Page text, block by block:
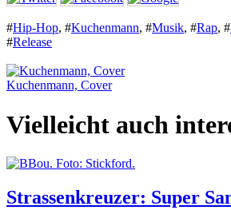
#Hip-Hop, #Kuchenmann, #Musik, #Rap, #
#Release
Kuchenmann, Cover
Vielleicht auch
Strassenkreuzer: Super